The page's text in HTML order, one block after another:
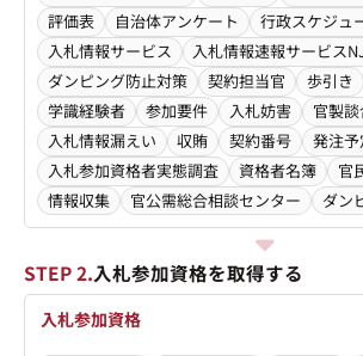
評価表
自治体アンケート
行政スケジュ
入札情報サービス
入札情報速報サービス
ダンピング防止対策
契約担当官 歩引き
学識経験者
参加要件 入札妨害 官製
入札情報漏えい
収賄 契約番号
発注
入札参加資格者実態調査
資格者名簿
官
情報収集
官公需総合相談センター ダン
STEP 2.入札参加資格を取得する
入札参加資格